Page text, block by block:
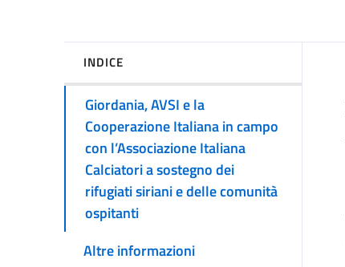
INDICE
Giordania, AVSI e la
Cooperazione Italiana in campo
con l’Associazione Italiana
Calciatori a sostegno dei
rifugiati siriani e delle comunità
ospitanti
Altre informazioni